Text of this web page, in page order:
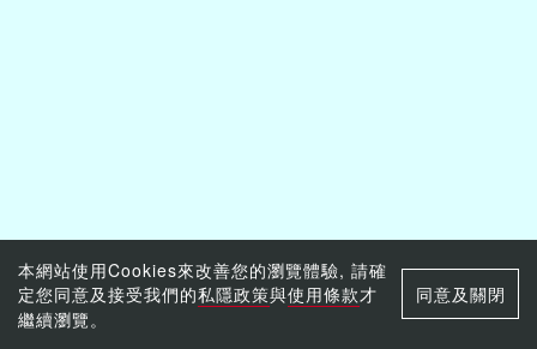
本網站使用Cookies來改善您的瀏覽體驗, 請確
定您同意及接受我們的私隱政策與使用條款才
繼續瀏覽。
同意及關閉